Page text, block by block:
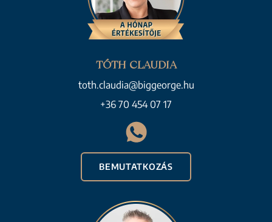
TÓTH CLAUDIA
toth.claudia@biggeorge.hu
+36 70 454 07 17
BEMUTATKOZÁS